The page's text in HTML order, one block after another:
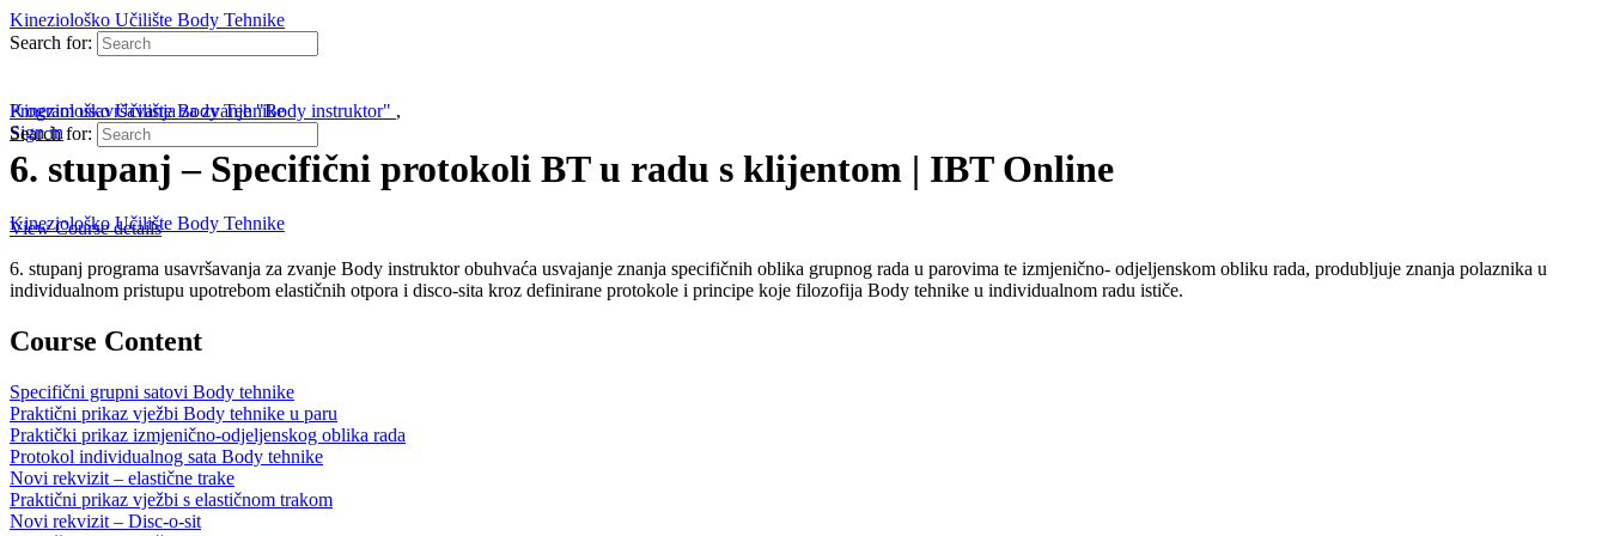
Kineziološko Učilište Body Tehnike
Search for:
Sign in
Kineziološko Učilište Body Tehnike
Search for:
Kineziološko Učilište Body Tehnike
Program usavršavanja za zvanje "Body instruktor" ,
6. stupanj – Specifični protokoli BT u radu s klijentom | IBT Online
View Course details
6. stupanj programa usavršavanja za zvanje Body instruktor obuhvaća usvajanje znanja specifičnih oblika grupnog rada u parovima te izmjenično- odjeljenskom obliku rada, produbljuje znanja polaznika u
individualnom pristupu upotrebom elastičnih otpora i disco-sita kroz definirane protokole i principe koje filozofija Body tehnike u individualnom radu ističe.
Course Content
Specifični grupni satovi Body tehnike
Praktični prikaz vježbi Body tehnike u paru
Praktički prikaz izmjenično-odjeljenskog oblika rada
Protokol individualnog sata Body tehnike
Novi rekvizit – elastične trake
Praktični prikaz vježbi s elastičnom trakom
Novi rekvizit – Disc-o-sit